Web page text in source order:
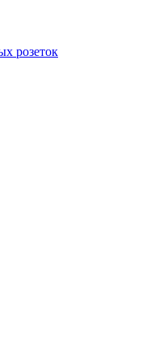
розеток